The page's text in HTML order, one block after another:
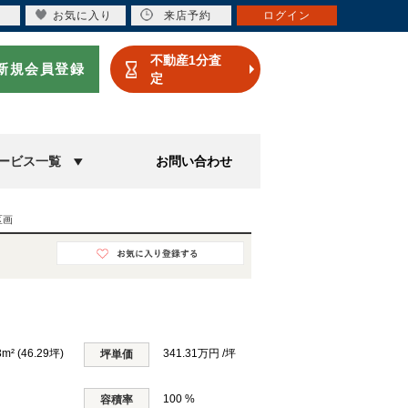
規会員登録
不動産1分査
定
ビス一覧 お問い合わせ
画
(46.29坪) 坪単価 341.31万円 /坪
容積率 100 %
お気に入り 来店予約 ログイン